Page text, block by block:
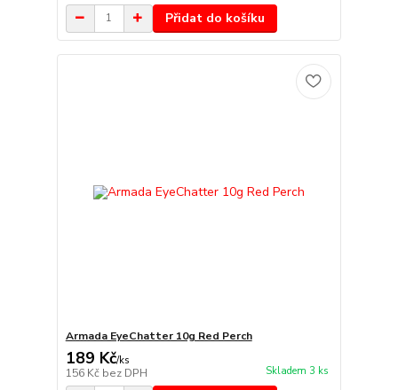
Přidat do košíku
Armada EyeChatter 10g Red Perch
189 Kč/ks
156 Kč bez DPH Skladem 3 ks